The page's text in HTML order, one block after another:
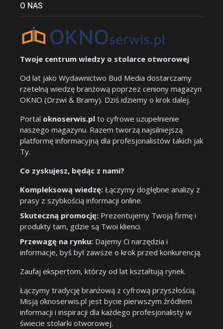
O NAS
Twoje centrum wiedzy o stolarce otworowej
Od lat jako Wydawnictwo Bud Media dostarczamy
rzetelną wiedzę branżową poprzez ceniony magazyn
OKNO (Drzwi & Bramy). Dziś idziemy o krok dalej.
Portal oknoserwis.pl to cyfrowe uzupełnienie
naszego magazynu. Razem tworzą najsilniejszą
platformę informacyjną dla profesjonalistów takich jak
Ty.
Co zyskujesz, będąc z nami?
Kompleksową wiedzę: Łączymy dogłębne analizy z
prasy z szybkością informacji online.
Skuteczną promocję: Prezentujemy Twoją firmę i
produkty tam, gdzie są Twoi klienci.
Przewagę na rynku: Dajemy Ci narzędzia i
informacje, byś był zawsze o krok przed konkurencją.
Zaufaj ekspertom, którzy od lat kształtują rynek.
Łączymy tradycję branżową z cyfrową przyszłością.
Misją oknoserwis.pl jest bycie pierwszym źródłem
informacji i inspiracji dla każdego profesjonalisty w
świecie stolarki otworowej.